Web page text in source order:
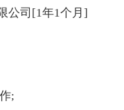
司[1年1个月]
;